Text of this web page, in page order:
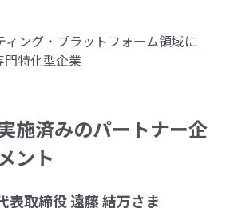
ィング・プラットフォーム領域に
門特化型企業
施済みのパートナー企
ント
表取締役 遠藤 結万さま